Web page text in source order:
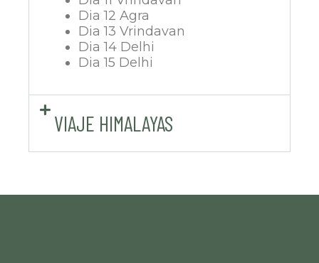
Dia 12 Agra
Dia 13 Vrindavan
Dia 14 Delhi
Dia 15 Delhi
VIAJE HIMALAYAS